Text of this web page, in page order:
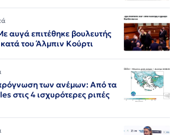
αυγά επιτέθηκε βουλευτής
του Άλμπιν Κούρτι
των ανέμων: Από τα
στις 4 ισχυρότερες ριπές